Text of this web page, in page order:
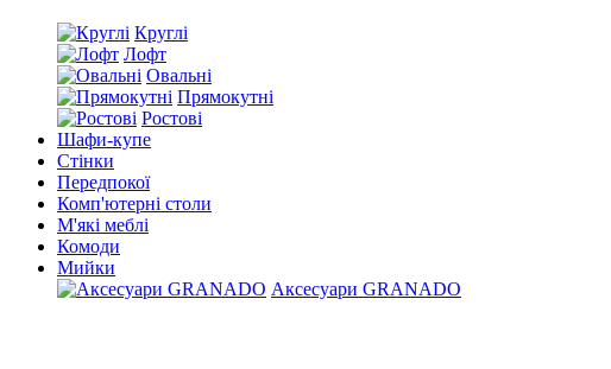
Круглі
Лофт
Овальні
Прямокутні
Ростові
Шафи-купе
Стінки
Передпокої
Комп'ютерні столи
М'які меблі
Комоди
Мийки
Аксесуари GRANADO